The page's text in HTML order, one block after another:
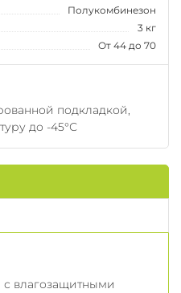
Полукомбинезон
3 кг
От 44 до 70
подкладкой,
до -45°С
влагозащитными